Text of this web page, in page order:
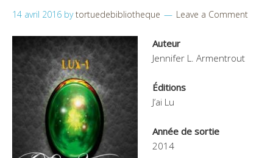
14 avril 2016 bytortuedebibliotheque Leave a Comment
Auteur
Jennifer L. Armentrout
Éditions
J’ai Lu
Année de sortie
2014